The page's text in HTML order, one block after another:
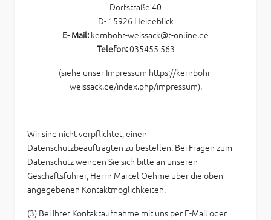
Dorfstraße 40
D- 15926 Heideblick
E- Mail: kernbohr-weissack@t-online.de
Telefon:035455 563
(siehe unser Impressum https://kernbohr-
weissack.de/index.php/impressum).
Wir sind nicht verpflichtet, einen
Datenschutzbeauftragten zu bestellen. Bei Fragen zum
Datenschutz wenden Sie sich bitte an unseren
Geschäftsführer, Herrn Marcel Oehme über die oben
angegebenen Kontaktmöglichkeiten.
(3) Bei Ihrer Kontaktaufnahme mit uns per E-Mail oder